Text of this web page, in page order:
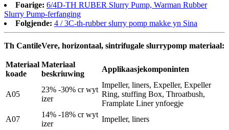
Foarige: 6/4D-TH RUBER Slurry Pump, Warman Rubber
Slurry Pump-ferfanging
Folgjende: 4 / 3C-th-rubber slurry pomp makke yn Sina
Th CantileVere, horizontaal, sintrifugale slurrypomp materiaal:
Materiaal
koade
Materiaal
beskriuwing
Applikaasjekomponinten
A05
23% -30% cr wyt
izer
Impeller, liners, Expeller, Expeller
Ring, stuffing Box, Throatbush,
Framplate Liner ynfoegje
A07
14% -18% cr wyt
izer
Impeller, liners